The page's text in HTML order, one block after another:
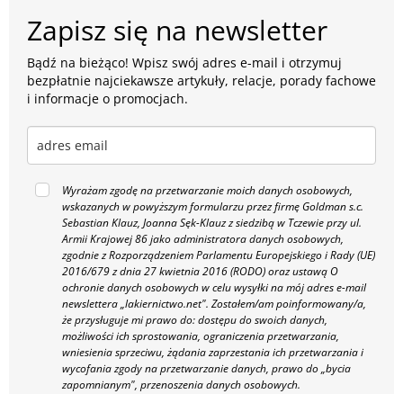
Zapisz się na newsletter
Bądź na bieżąco! Wpisz swój adres e-mail i otrzymuj
bezpłatnie najciekawsze artykuły, relacje, porady fachowe
i informacje o promocjach.
Wyrażam zgodę na przetwarzanie moich danych osobowych,
wskazanych w powyższym formularzu przez firmę Goldman s.c.
Sebastian Klauz, Joanna Sęk-Klauz z siedzibą w Tczewie przy ul.
Armii Krajowej 86 jako administratora danych osobowych,
zgodnie z Rozporządzeniem Parlamentu Europejskiego i Rady (UE)
2016/679 z dnia 27 kwietnia 2016 (RODO) oraz ustawą O
ochronie danych osobowych w celu wysyłki na mój adres e-mail
newslettera „lakiernictwo.net". Zostałem/am poinformowany/a,
że przysługuje mi prawo do: dostępu do swoich danych,
możliwości ich sprostowania, ograniczenia przetwarzania,
wniesienia sprzeciwu, żądania zaprzestania ich przetwarzania i
wycofania zgody na przetwarzanie danych, prawo do „bycia
zapomnianym", przenoszenia danych osobowych.